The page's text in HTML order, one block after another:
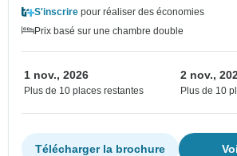
S'inscrire pour réaliser des économies
Prix basé sur une chambre double
1 nov., 2026
Plus de 10 places restantes
2 nov.,
Plus de 10
Télécharger la brochure